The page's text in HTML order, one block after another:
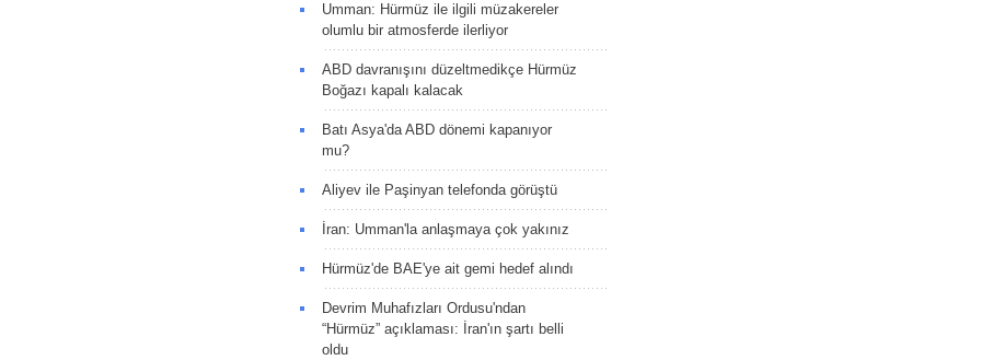
Umman: Hürmüz ile ilgili müzakereler
olumlu bir atmosferde ilerliyor
ABD davranışını düzeltmedikçe Hürmüz
Boğazı kapalı kalacak
Batı Asya'da ABD dönemi kapanıyor
mu?
Aliyev ile Paşinyan telefonda görüştü
İran: Umman'la anlaşmaya çok yakınız
Hürmüz'de BAE'ye ait gemi hedef alındı
Devrim Muhafızları Ordusu'ndan
“Hürmüz” açıklaması: İran'ın şartı belli
oldu